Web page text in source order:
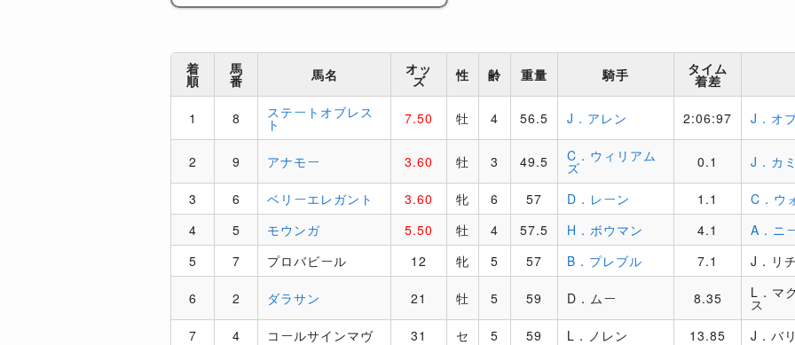
着
順
馬
番 馬名 オッ
ズ 性 齢 重量 騎手 タイム
着差
1 8 ステートオブレス
ト 7.50 牡 4 56.5 J．アレン 2:06:97 J．オ
2 9 アナモー 3.60 牡 3 49.5 C．ウィリアム
ズ 0.1 J．カ
3 6 ベリーエレガント 3.60 牝 6 57 D．レーン 1.1 C．ウ
4
5 モウンガ 5.50 牡 4 57.5 H．ボウマン 4.1 A．ニ
5
7 プロバビール 12 牝 5 57 B．プレブル 7.1 J．リ
6 2 ダラサン 21 牡 5 59 D．ムー 8.35 L．マ
ス
7 4 コールサインマヴ 31 セ 5 59 L．ノレン 13.85 J．バ